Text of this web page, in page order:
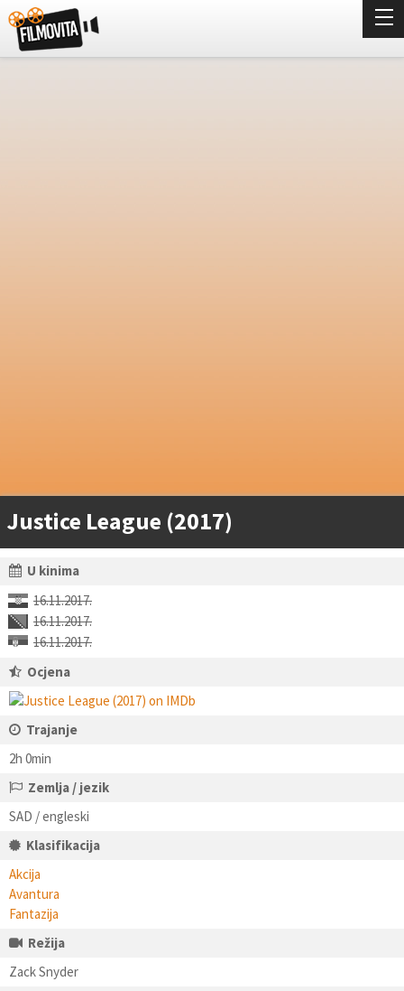
Justice League (2017)
U kinima
16.11.2017.
16.11.2017.
16.11.2017.
Ocjena
Trajanje
2h 0min
Zemlja / jezik
SAD / engleski
Klasifikacija
Akcija
Avantura
Fantazija
Režija
Zack Snyder